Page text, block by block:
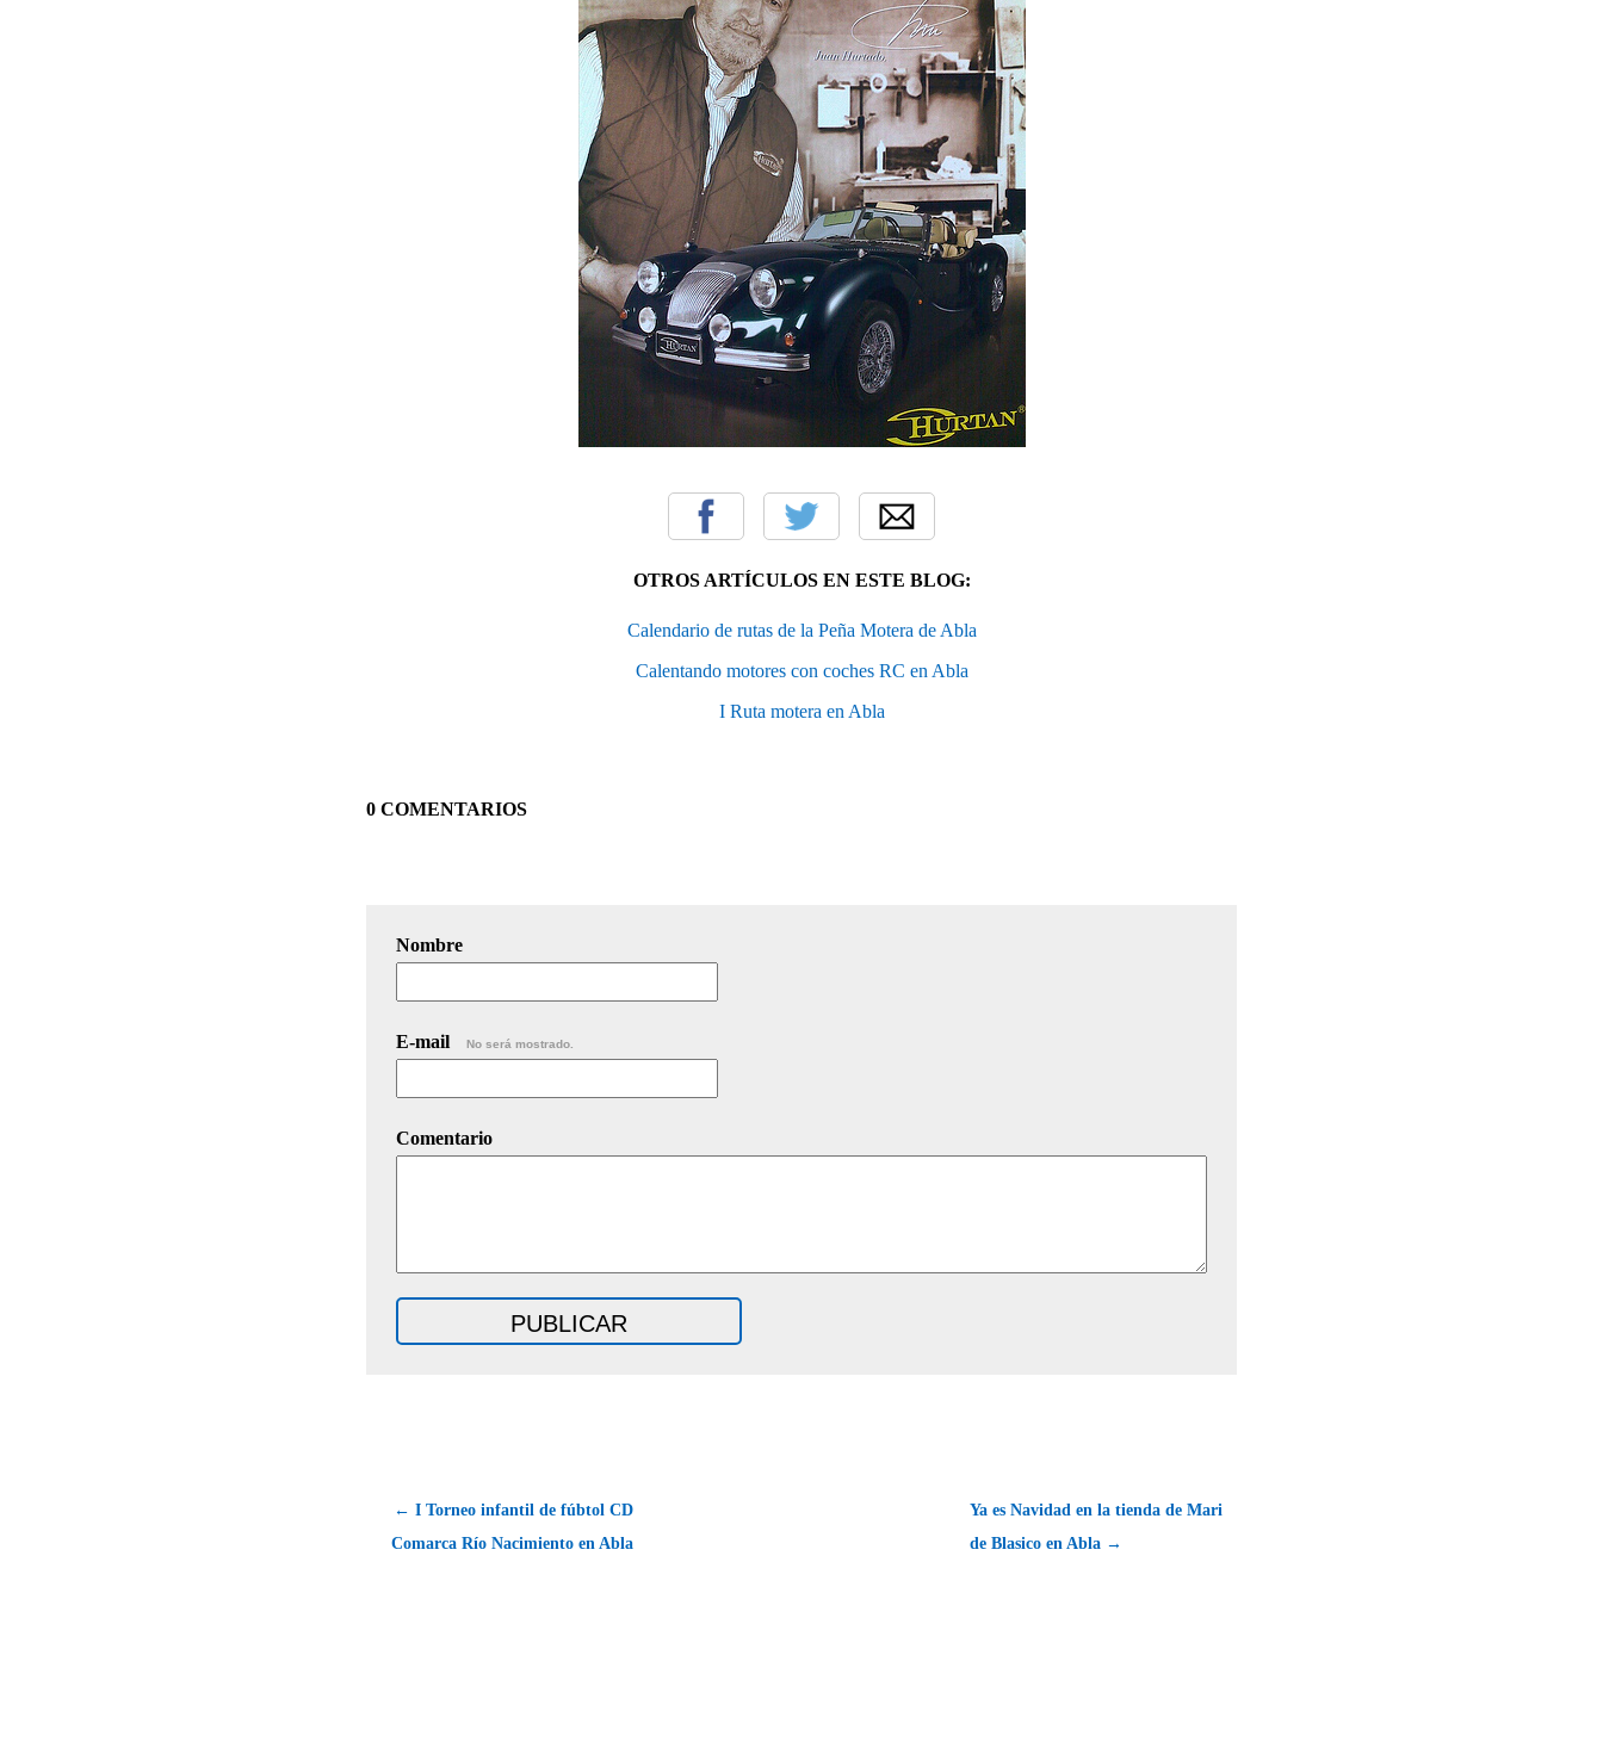
OTROS ARTÍCULOS EN ESTE BLOG:
Calendario de rutas de la Peña Motera de Abla
Calentando motores con coches RC en Abla
I Ruta motera en Abla
0 COMENTARIOS
Nombre
E-mail No será mostrado.
Comentario
← I Torneo infantil de fúbtol CD
Comarca Río Nacimiento en Abla
Ya es Navidad en la tienda de Mari
de Blasico en Abla →